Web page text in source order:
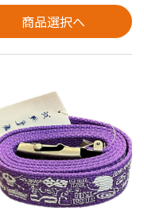
商品選択へ